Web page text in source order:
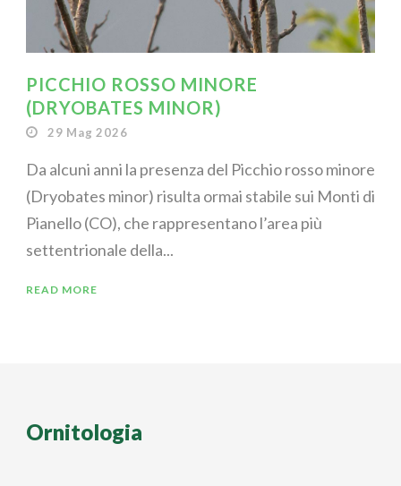
PICCHIO ROSSO MINORE
(DRYOBATES MINOR)
29 Mag 2026
Da alcuni anni la presenza del Picchio rosso minore
(Dryobates minor) risulta ormai stabile sui Monti di
Pianello (CO), che rappresentano l’area più
settentrionale della...
READ MORE
Ornitologia